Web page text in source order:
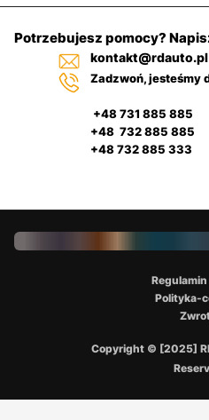
Potrzebujesz pomocy?
kontakt@rdauto.pl
Zadzwoń, jesteśmy
+48 731 885 885
+48 732 885 885
+48 732 885 333
Copyright © [2025]
Polityka-